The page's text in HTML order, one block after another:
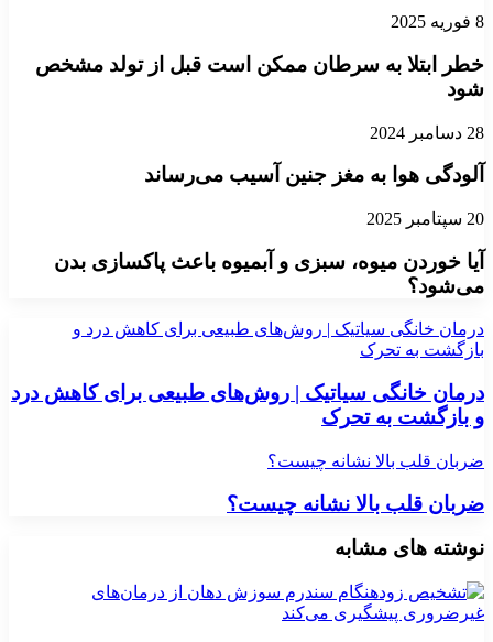
8 فوریه 2025
خطر ابتلا به سرطان ممکن است قبل از تولد مشخص
شود
28 دسامبر 2024
آلودگی هوا به مغز جنین آسیب می‌رساند
20 سپتامبر 2025
آیا خوردن میوه، سبزی و آبمیوه باعث پاکسازی بدن
می‌شود؟
درمان خانگی سیاتیک | روش‌های طبیعی برای کاهش درد و
بازگشت به تحرک
درمان خانگی سیاتیک | روش‌های طبیعی برای کاهش درد
و بازگشت به تحرک
ضربان قلب بالا نشانه چیست؟
ضربان قلب بالا نشانه چیست؟
نوشته های مشابه